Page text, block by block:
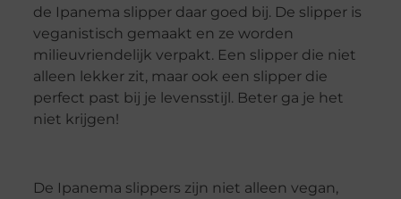
de Ipanema slipper daar goed bij. De slipper is
veganistisch gemaakt en ze worden
milieuvriendelijk verpakt. Een slipper die niet
alleen lekker zit, maar ook een slipper die
perfect past bij je levensstijl. Beter ga je het
niet krijgen!
De Ipanema slippers zijn niet alleen vegan,